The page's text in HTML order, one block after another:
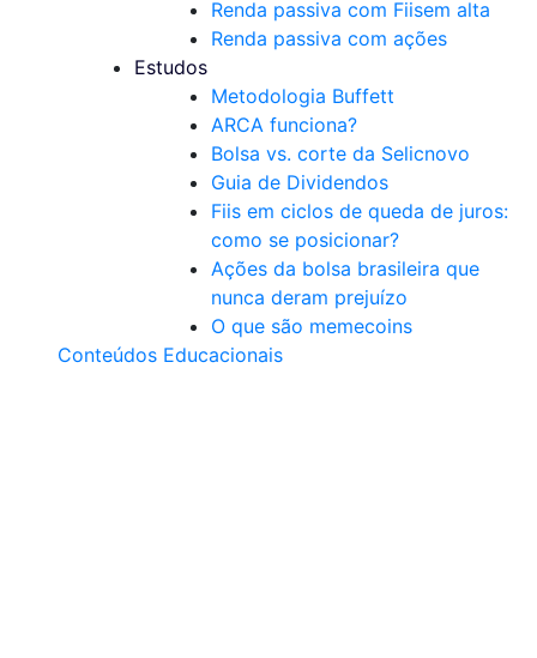
Renda passiva com Fiisem alta
Renda passiva com ações
Estudos
Metodologia Buffett
ARCA funciona?
Bolsa vs. corte da Selicnovo
Guia de Dividendos
Fiis em ciclos de queda de juros:
como se posicionar?
Ações da bolsa brasileira que
nunca deram prejuízo
O que são memecoins
Conteúdos Educacionais